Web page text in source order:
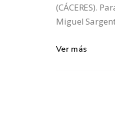
(CÁCERES).
Miguel
Ver más